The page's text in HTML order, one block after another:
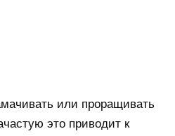
или проращивать
это приводит к